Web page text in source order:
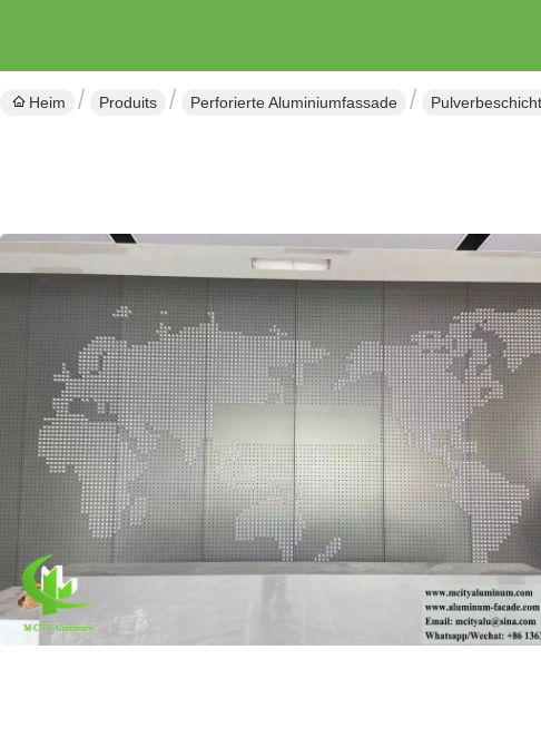
Heim Produits Perforierte Aluminiumfassade